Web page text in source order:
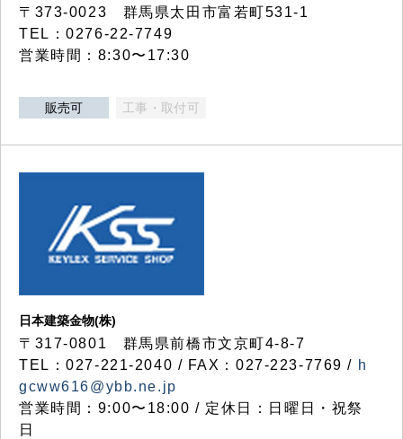
〒373-0023 群馬県太田市富若町531-1
TEL：0276-22-7749
営業時間：8:30〜17:30
販売可 工事・取付可
日本建築金物(株)
〒317‐0801 群馬県前橋市文京町4-8-7
TEL：027-221-2040 / FAX：027-223-7769 / h
gcww616@ybb.ne.jp
営業時間：9:00〜18:00 / 定休日：日曜日・祝祭
日